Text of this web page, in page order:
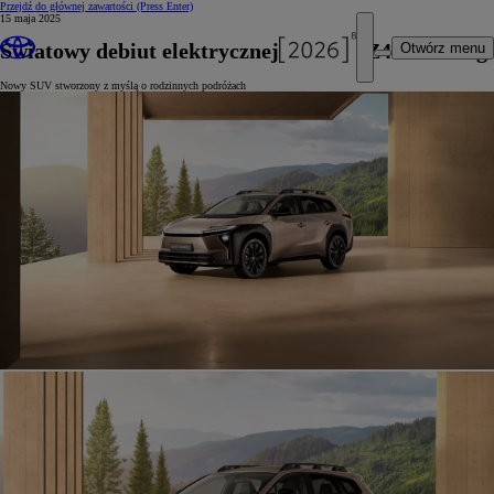
Przejdź do głównej zawartości (Press Enter)
Otwórz menu
15 maja 2025
Światowy debiut elektrycznej Toyoty bZ4X Touring
Nowy SUV stworzony z myślą o rodzinnych podróżach